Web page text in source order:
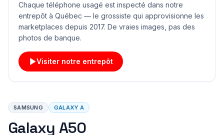
Chaque téléphone usagé est inspecté dans notre
entrepôt à Québec — le grossiste qui approvisionne les
marketplaces depuis 2017. De vraies images, pas des
photos de banque.
Visiter notre entrepôt
SAMSUNG GALAXY A
Galaxy A50